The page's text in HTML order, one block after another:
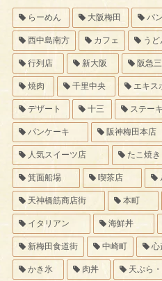
らーめん 大阪梅田 パ
西中島南方 カフェ うど
行列店 新大阪 阪急
焼肉 千里中央 エキス
デザート 十三 ステーキ
パンケーキ 阪神梅田本店
人気スイーツ店 たこ焼き
箕面船場 喫茶店
天神橋筋商店街 本町
イタリアン 海鮮丼
新梅田食道街 中崎町 心
かき氷 肉丼 天ぷら